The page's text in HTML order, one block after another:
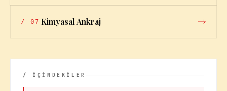
/ 07 Kimyasal Ankraj
/ İÇİNDEKİLER